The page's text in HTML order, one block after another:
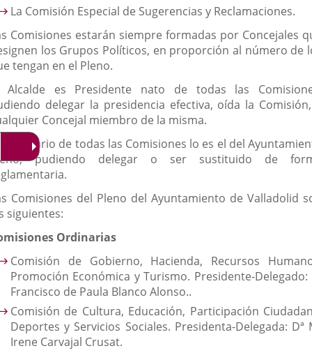
La Comisión Especial de Sugerencias y Reclamaciones.
Comisiones estarán siempre formadas por Concejales
los Grupos Políticos, en proporción al número de
tengan en el Pleno.
Alcalde es Presidente nato de todas las
delegar la presidencia efectiva, oída la
Concejal miembro de la misma.
Secretario de todas las Comisiones lo es el del
pudiendo delegar o ser sustituido de
Comisiones del Pleno del Ayuntamiento de Valladolid
siguientes:
Ordinarias
Comisión de Gobierno, Hacienda, Recursos
Promoción Económica y Turismo. Presidente-Delegado:
Francisco de Paula Blanco Alonso..
Comisión de Cultura, Educación, Participación
Deportes y Servicios Sociales. Presidenta-Delegada: Dª
Irene Carvajal Crusat.